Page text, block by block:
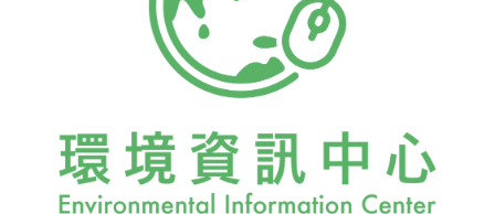
員，而學者間對影響範圍、程度往往有不相異的看法。對
於審核結果已然通過，後階段聘任的審查委員只能以提出
意見、並要求要開發單位將其意見條列。在和平港開發行
為中，引起最大爭議的部份，即對海洋生態或漁業的影響
的原因在於：現行法令中，限制開發的細項規定並不明
確。我